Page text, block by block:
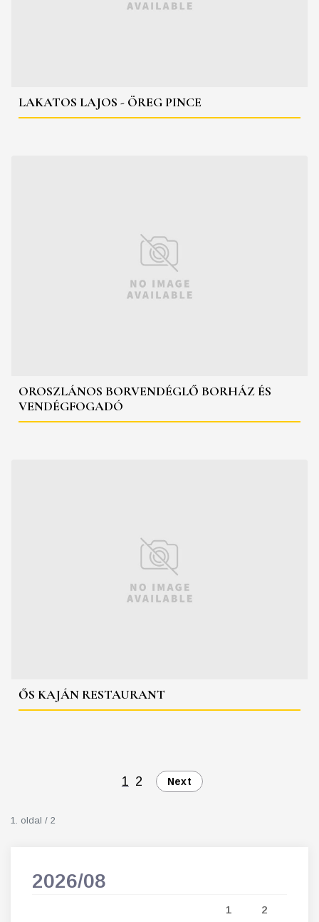
LAKATOS LAJOS - ÖREG PINCE
OROSZLÁNOS BORVENDÉGLŐ BORHÁZ ÉS
VENDÉGFOGADÓ
ŐS KAJÁN RESTAURANT
1 2 Next
1. oldal / 2
2026/08
1 2